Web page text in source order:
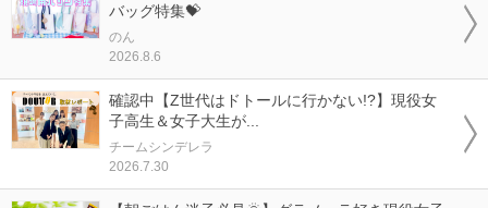
バッグ特集💝
のん
2026.8.6
確認中【Z世代はドトールに行かない!?】現役女
子高生＆女子大生が...
チームシンデレラ
2026.7.30